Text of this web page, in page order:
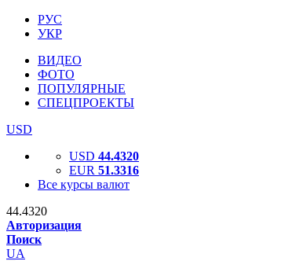
РУС
УКР
ВИДЕО
ФОТО
ПОПУЛЯРНЫЕ
СПЕЦПРОЕКТЫ
USD
USD 44.4320
EUR 51.3316
Все курсы валют
44.4320
Авторизация
Поиск
UA